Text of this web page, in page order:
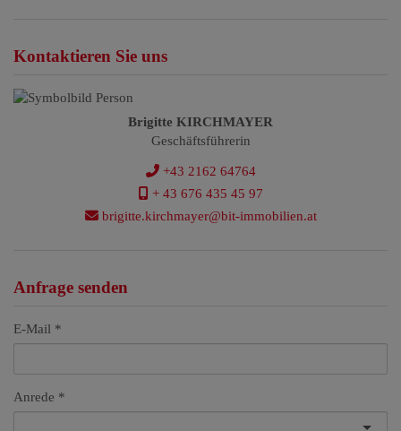
Kontaktieren Sie uns
Brigitte KIRCHMAYER
Geschäftsführerin
+43 2162 64764
+ 43 676 435 45 97
brigitte.kirchmayer@bit-immobilien.at
Anfrage senden
E-Mail
Anrede